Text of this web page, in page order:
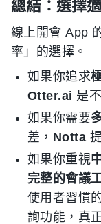
總結：選擇
線上開會 App
率」的選擇。
如果你追求
Otter.ai 是
如果你需要
差， Notta
如果你重視
完整的會議
使用者習慣
詢功能，真